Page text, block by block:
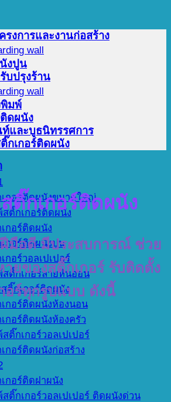
กอร์ติดผนังขนาดใหญ่
ติ๊กเกอร์ติดผนัง
กอร์ติดผนัง
กอร์ติดผนังปูน
กอร์วอลเปเปอร์
ติ๊กเกอร์ลายหินอ่อน
ติ๊กเกอร์ติดผนัง
กอร์ติดผนังห้องนอน
กอร์ติดผนังห้องครัว
ติ๊กเกอร์วอลเปเปอร์
กอร์ติดผนังก่อสร้าง
กอร์ติดฝาผนัง
ติ๊กเกอร์วอลเปเปอร์ ติดผนังด่วน
รงการและงานก่อสร้าง
wall
งปูน
บปรุงร้าน
wall
พิมพ์
ดผนัง
ท์และบูธนิทรรศการ
กเกอร์ติดผนัง
ติ๊กเกอร์ติดผนัง
ฝีมือดี มีประสบการณ์ ช่วย
ยของสติ๊กเกอร์ รับติดตั้ง
อร์ทุกรูปแบบ ดังนี้